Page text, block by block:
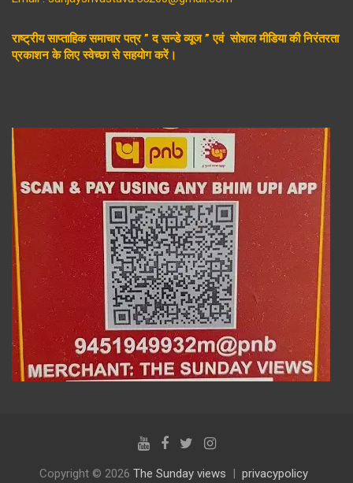
राष्ट्रीय साप्ताहिक समाचार पत्र ” द सन्डे व्यूज ” एवं सोशल मीडिया की निरंतरता
प्रकाशन के लिए स्वेच्छा से सहयोग करें।
Copyright © 2026 The Sunday views privacypolicy